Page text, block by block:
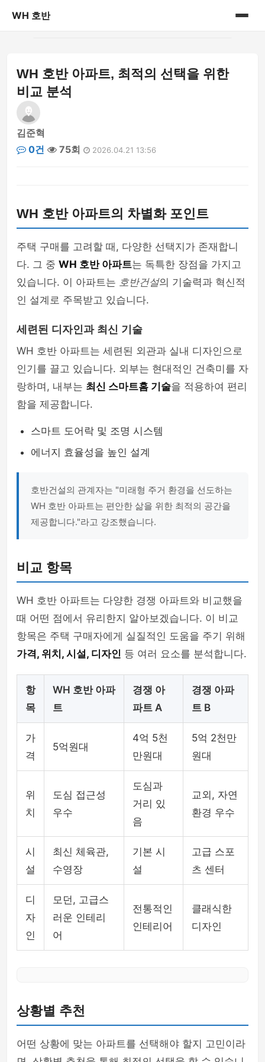
WH 호반
게시판
WH 호반 아파트, 최적의 선택을 위한
비교 분석
김준혁
0건
75회 2026.04.21 13:56
WH 호반 아파트의 차별화 포인트
주택 구매를 고려할 때, 다양한 선택지가 존재합니
다. 그 중 WH 호반 아파트는 독특한 장점을 가지고
있습니다. 이 아파트는 호반건설의 기술력과 혁신적
인 설계로 주목받고 있습니다.
세련된 디자인과 최신 기술
WH 호반 아파트는 세련된 외관과 실내 디자인으로
인기를 끌고 있습니다. 외부는 현대적인 건축미를 자
랑하며, 내부는 최신 스마트홈 기술을 적용하여 편리
함을 제공합니다.
스마트 도어락 및 조명 시스템
에너지 효율성을 높인 설계
호반건설의 관계자는 "미래형 주거 환경을 선도하는
WH 호반 아파트는 편안한 삶을 위한 최적의 공간을
제공합니다."라고 강조했습니다.
비교 항목
WH 호반 아파트는 다양한 경쟁 아파트와 비교했을
때 어떤 점에서 유리한지 알아보겠습니다. 이 비교
항목은 주택 구매자에게 실질적인 도움을 주기 위해
가격, 위치, 시설, 디자인 등 여러 요소를 분석합니다.
항
목
WH 호반 아파
트
경쟁 아
파트 A
경쟁 아파
트 B
가
격
5억원대
4억 5천
만원대
5억 2천만
원대
위
치
도심 접근성
우수
도심과
거리 있
음
교외, 자연
환경 우수
시
설
최신 체육관,
수영장
기본 시
설
고급 스포
츠 센터
디
자
인
모던, 고급스
러운 인테리
어
전통적인
인테리어
클래식한
디자인
상황별 추천
어떤 상황에 맞는 아파트를 선택해야 할지 고민이라